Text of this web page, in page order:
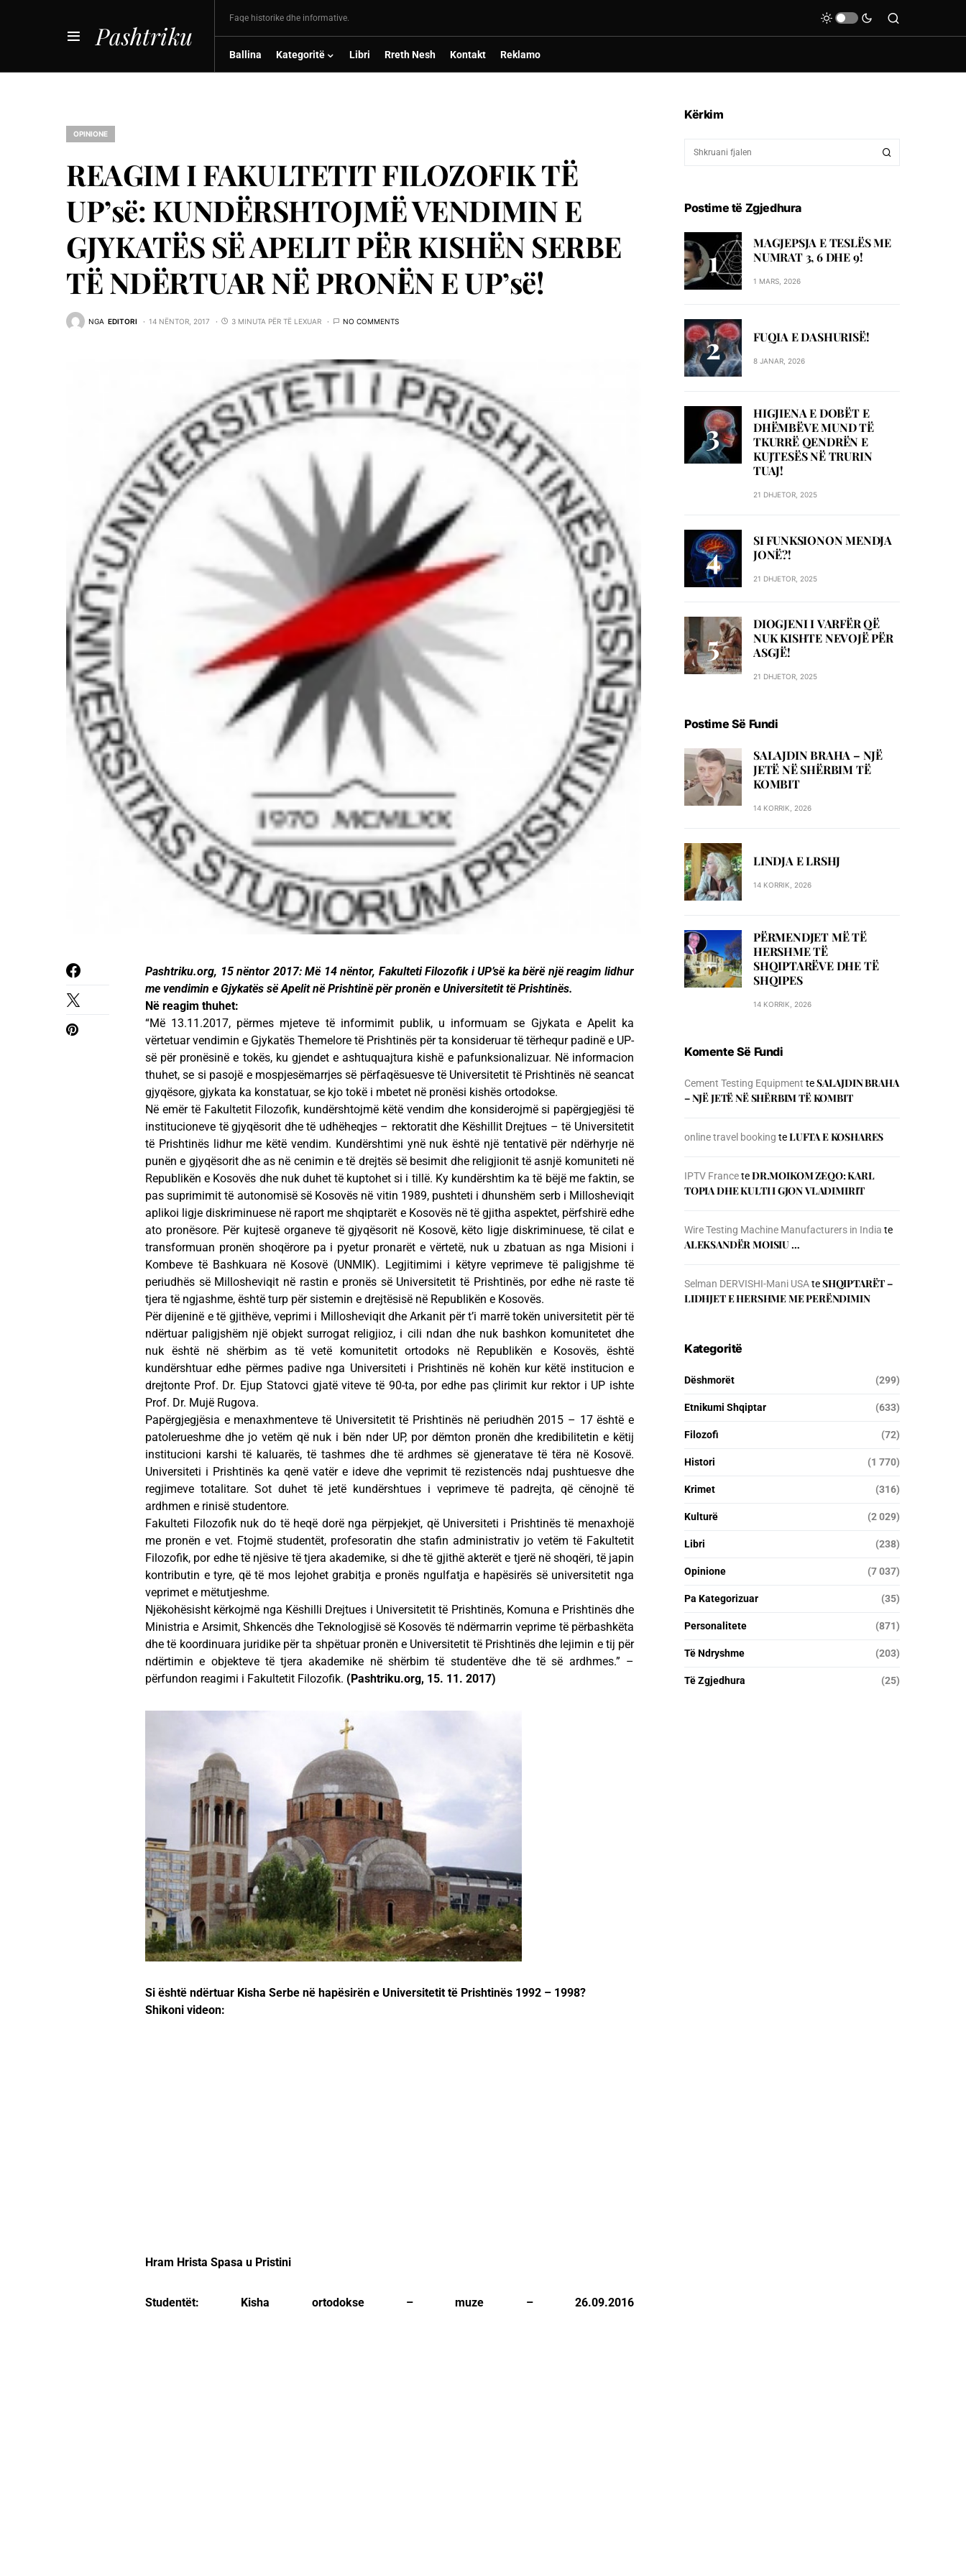
Pashtriku
Faqe historike dhe informative.
Ballina Kategoritë Libri Rreth Nesh Kontakt Reklamo
OPINIONE
REAGIM I FAKULTETIT FILOZOFIK TË
UP’së: KUNDËRSHTOJMË VENDIMIN E
GJYKATËS SË APELIT PËR KISHËN SERBE
TË NDËRTUAR NË PRONËN E UP’së!
NGA EDITORI 14 NËNTOR, 2017 3 MINUTA PËR TË LEXUAR NO COMMENTS
Pashtriku.org, 15 nëntor 2017: Më 14 nëntor, Fakulteti Filozofik i UP’së ka bërë një reagim lidhur
me vendimin e Gjykatës së Apelit në Prishtinë për pronën e Universitetit të Prishtinës.
Në reagim thuhet:
“Më 13.11.2017, përmes mjeteve të informimit publik, u informuam se Gjykata e Apelit ka
vërtetuar vendimin e Gjykatës Themelore të Prishtinës për ta konsideruar të tërhequr padinë e UP-
së për pronësinë e tokës, ku gjendet e ashtuquajtura kishë e pafunksionalizuar. Në informacion
thuhet, se si pasojë e mospjesëmarrjes së përfaqësuesve të Universitetit të Prishtinës në seancat
gjyqësore, gjykata ka konstatuar, se kjo tokë i mbetet në pronësi kishës ortodokse.
Në emër të Fakultetit Filozofik, kundërshtojmë këtë vendim dhe konsiderojmë si papërgjegjësi të
institucioneve të gjyqësorit dhe të udhëheqjes – rektoratit dhe Këshillit Drejtues – të Universitetit
të Prishtinës lidhur me këtë vendim. Kundërshtimi ynë nuk është një tentativë për ndërhyrje në
punën e gjyqësorit dhe as në cenimin e të drejtës së besimit dhe religjionit të asnjë komuniteti në
Republikën e Kosovës dhe nuk duhet të kuptohet si i tillë. Ky kundërshtim ka të bëjë me faktin, se
pas suprimimit të autonomisë së Kosovës në vitin 1989, pushteti i dhunshëm serb i Millosheviqit
aplikoi ligje diskriminuese në raport me shqiptarët e Kosovës në të gjitha aspektet, përfshirë edhe
ato pronësore. Për kujtesë organeve të gjyqësorit në Kosovë, këto ligje diskriminuese, të cilat e
transformuan pronën shoqërore pa i pyetur pronarët e vërtetë, nuk u zbatuan as nga Misioni i
Kombeve të Bashkuara në Kosovë (UNMIK). Legjitimimi i këtyre veprimeve të paligjshme të
periudhës së Millosheviqit në rastin e pronës së Universitetit të Prishtinës, por edhe në raste të
tjera të ngjashme, është turp për sistemin e drejtësisë në Republikën e Kosovës.
Për dijeninë e të gjithëve, veprimi i Millosheviqit dhe Arkanit për t’i marrë tokën universitetit për të
ndërtuar paligjshëm një objekt surrogat religjioz, i cili ndan dhe nuk bashkon komunitetet dhe
nuk është në shërbim as të vetë komunitetit ortodoks në Republikën e Kosovës, është
kundërshtuar edhe përmes padive nga Universiteti i Prishtinës në kohën kur këtë institucion e
drejtonte Prof. Dr. Ejup Statovci gjatë viteve të 90-ta, por edhe pas çlirimit kur rektor i UP ishte
Prof. Dr. Mujë Rugova.
Papërgjegjësia e menaxhmenteve të Universitetit të Prishtinës në periudhën 2015 – 17 është e
patolerueshme dhe jo vetëm që nuk i bën nder UP, por dëmton pronën dhe kredibilitetin e këtij
institucioni karshi të kaluarës, të tashmes dhe të ardhmes së gjeneratave të tëra në Kosovë.
Universiteti i Prishtinës ka qenë vatër e ideve dhe veprimit të rezistencës ndaj pushtuesve dhe
regjimeve totalitare. Sot duhet të jetë kundërshtues i veprimeve të padrejta, që cënojnë të
ardhmen e rinisë studentore.
Fakulteti Filozofik nuk do të heqë dorë nga përpjekjet, që Universiteti i Prishtinës të menaxhojë
me pronën e vet. Ftojmë studentët, profesoratin dhe stafin administrativ jo vetëm të Fakultetit
Filozofik, por edhe të njësive të tjera akademike, si dhe të gjithë akterët e tjerë në shoqëri, të japin
kontributin e tyre, që të mos lejohet grabitja e pronës ngulfatja e hapësirës së universitetit nga
veprimet e mëtutjeshme.
Njëkohësisht kërkojmë nga Këshilli Drejtues i Universitetit të Prishtinës, Komuna e Prishtinës dhe
Ministria e Arsimit, Shkencës dhe Teknologjisë së Kosovës të ndërmarrin veprime të përbashkëta
dhe të koordinuara juridike për ta shpëtuar pronën e Universitetit të Prishtinës dhe lejimin e tij për
ndërtimin e objekteve të tjera akademike në shërbim të studentëve dhe të së ardhmes.” –
përfundon reagimi i Fakultetit Filozofik. (Pashtriku.org, 15. 11. 2017)
Si është ndërtuar Kisha Serbe në hapësirën e Universitetit të Prishtinës 1992 – 1998?
Shikoni videon:
Hram Hrista Spasa u Pristini
Studentët: Kisha ortodokse – muze – 26.09.2016
Kërkim
Postime të Zgjedhura
MAGJEPSJA E TESLËS ME
NUMRAT 3, 6 DHE 9!
1 MARS, 2026
FUQIA E DASHURISË!
8 JANAR, 2026
HIGJIENA E DOBËT E
DHËMBËVE MUND TË
TKURRË QENDRËN E
KUJTESËS NË TRURIN
TUAJ!
21 DHJETOR, 2025
SI FUNKSIONON MENDJA
JONË?!
21 DHJETOR, 2025
DIOGJENI I VARFËR QË
NUK KISHTE NEVOJË PËR
ASGJË!
21 DHJETOR, 2025
Postime Së Fundi
SALAJDIN BRAHA – NJЁ
JETЁ NЁ SHЁRBIM TЁ
KOMBIT
14 KORRIK, 2026
LINDJA E LRSHJ
14 KORRIK, 2026
PËRMENDJET MË TË
HERSHME TË
SHQIPTARËVE DHE TË
SHQIPES
14 KORRIK, 2026
Komente Së Fundi
Cement Testing Equipment teSALAJDIN BRAHA
– NJЁ JETЁ NЁ SHЁRBIM TЁ KOMBIT
online travel booking teLUFTA E KOSHARES
IPTV FranceteDR.MOIKOM ZEQO: KARL
TOPIA DHE KULTI I GJON VLADIMIRIT
Wire Testing Machine Manufacturers in India te
ALEKSANDËR MOISIU …
Selman DERVISHI-Mani USAteSHQIPTARËT –
LIDHJET E HERSHME ME PERËNDIMIN
Kategoritë
Dëshmorët (299)
Etnikumi Shqiptar (633)
Filozofi (72)
Histori (1 770)
Krimet (316)
Kulturë (2 029)
Libri (238)
Opinione (7 037)
Pa Kategorizuar (35)
Personalitete (871)
Të Ndryshme (203)
Të Zgjedhura (25)